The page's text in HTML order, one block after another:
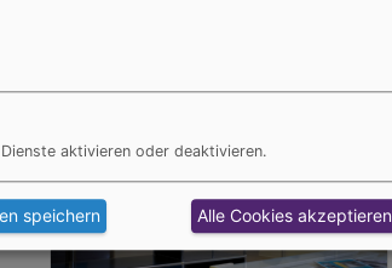
aktivieren oder deaktivieren.
speichern Alle Cookies akzeptieren